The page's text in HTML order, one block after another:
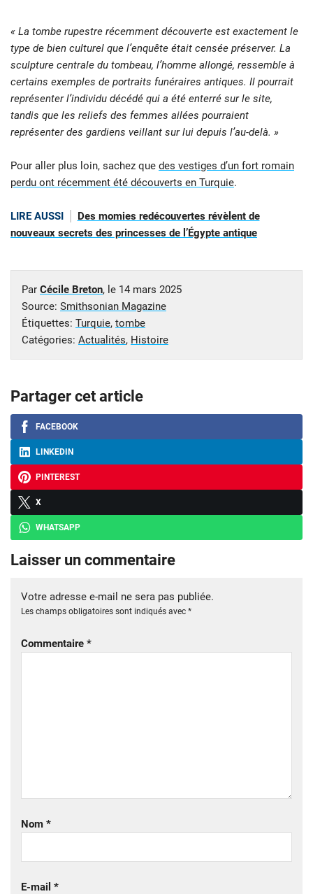
« La tombe rupestre récemment découverte est exactement le
type de bien culturel que l’enquête était censée préserver. La
sculpture centrale du tombeau, l’homme allongé, ressemble à
certains exemples de portraits funéraires antiques. Il pourrait
représenter l’individu décédé qui a été enterré sur le site,
tandis que les reliefs des femmes ailées pourraient
représenter des gardiens veillant sur lui depuis l’au-delà. »
Pour aller plus loin, sachez que des vestiges d’un fort romain
perdu ont récemment été découverts en Turquie.
LIRE AUSSI
Des momies redécouvertes révèlent de
nouveaux secrets des princesses de l’Égypte antique
Par Cécile Breton, le 14 mars 2025
Source: Smithsonian Magazine
Étiquettes: Turquie, tombe
Catégories: Actualités, Histoire
Partager cet article
FACEBOOK
LINKEDIN
PINTEREST
X
WHATSAPP
Laisser un commentaire
Votre adresse e-mail ne sera pas publiée.
Les champs obligatoires sont indiqués avec *
Commentaire *
Nom *
E-mail *